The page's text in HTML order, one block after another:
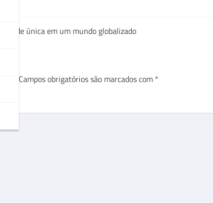
única em um mundo globalizado
Campos obrigatórios são marcados com *